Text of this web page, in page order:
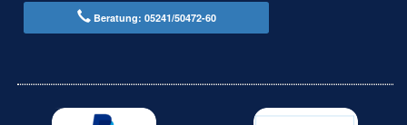
Beratung: 05241/50472-60